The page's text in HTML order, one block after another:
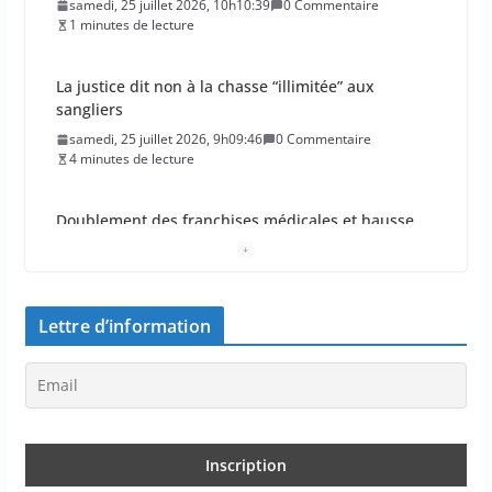
samedi, 25 juillet 2026, 10h10:39
0 Commentaire
1 minutes de lecture
La justice dit non à la chasse “illimitée” aux
sangliers
samedi, 25 juillet 2026, 9h09:46
0 Commentaire
4 minutes de lecture
Doublement des franchises médicales et hausse
mécanisme de protection civile de l’UE, face aux
2 minutes de lecture
Lettre d’information